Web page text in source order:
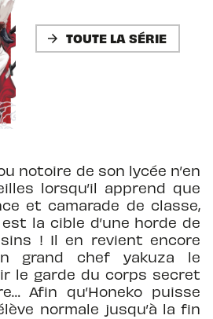
arrow_forward TOUTE LA SÉRIE
notoire de son lycée n’en
lorsqu’il apprend que
et camarade de classe,
est la cible d’une horde de
! Il en revient encore
grand chef yakuza le
le garde du corps secret
Afin qu’Honeko puisse
normale jusqu’à la fin